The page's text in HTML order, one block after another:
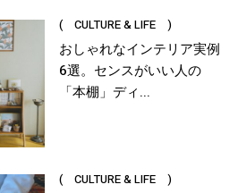
( CULTURE & LIFE )
おしゃれなインテリア実例
6選。センスがいい人の
「本棚」ディ...
( CULTURE & LIFE )